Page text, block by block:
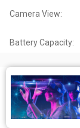
Camera View:
Battery Capacity: